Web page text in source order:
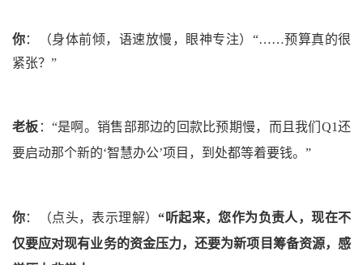
你： （身体前倾，语速放慢，眼神专注） “……预算真的很
紧张？”
老板 ： “是啊。销售部那边的回款比预期慢，而且我们Q1还
要启动那个新的‘智慧办公’项目，到处都等着要钱。”
你： （点头，表示理解）“ 听起来，您作为负责人，现在不
仅要应对现有业务的资金压力，还要为新项目筹备资源，感